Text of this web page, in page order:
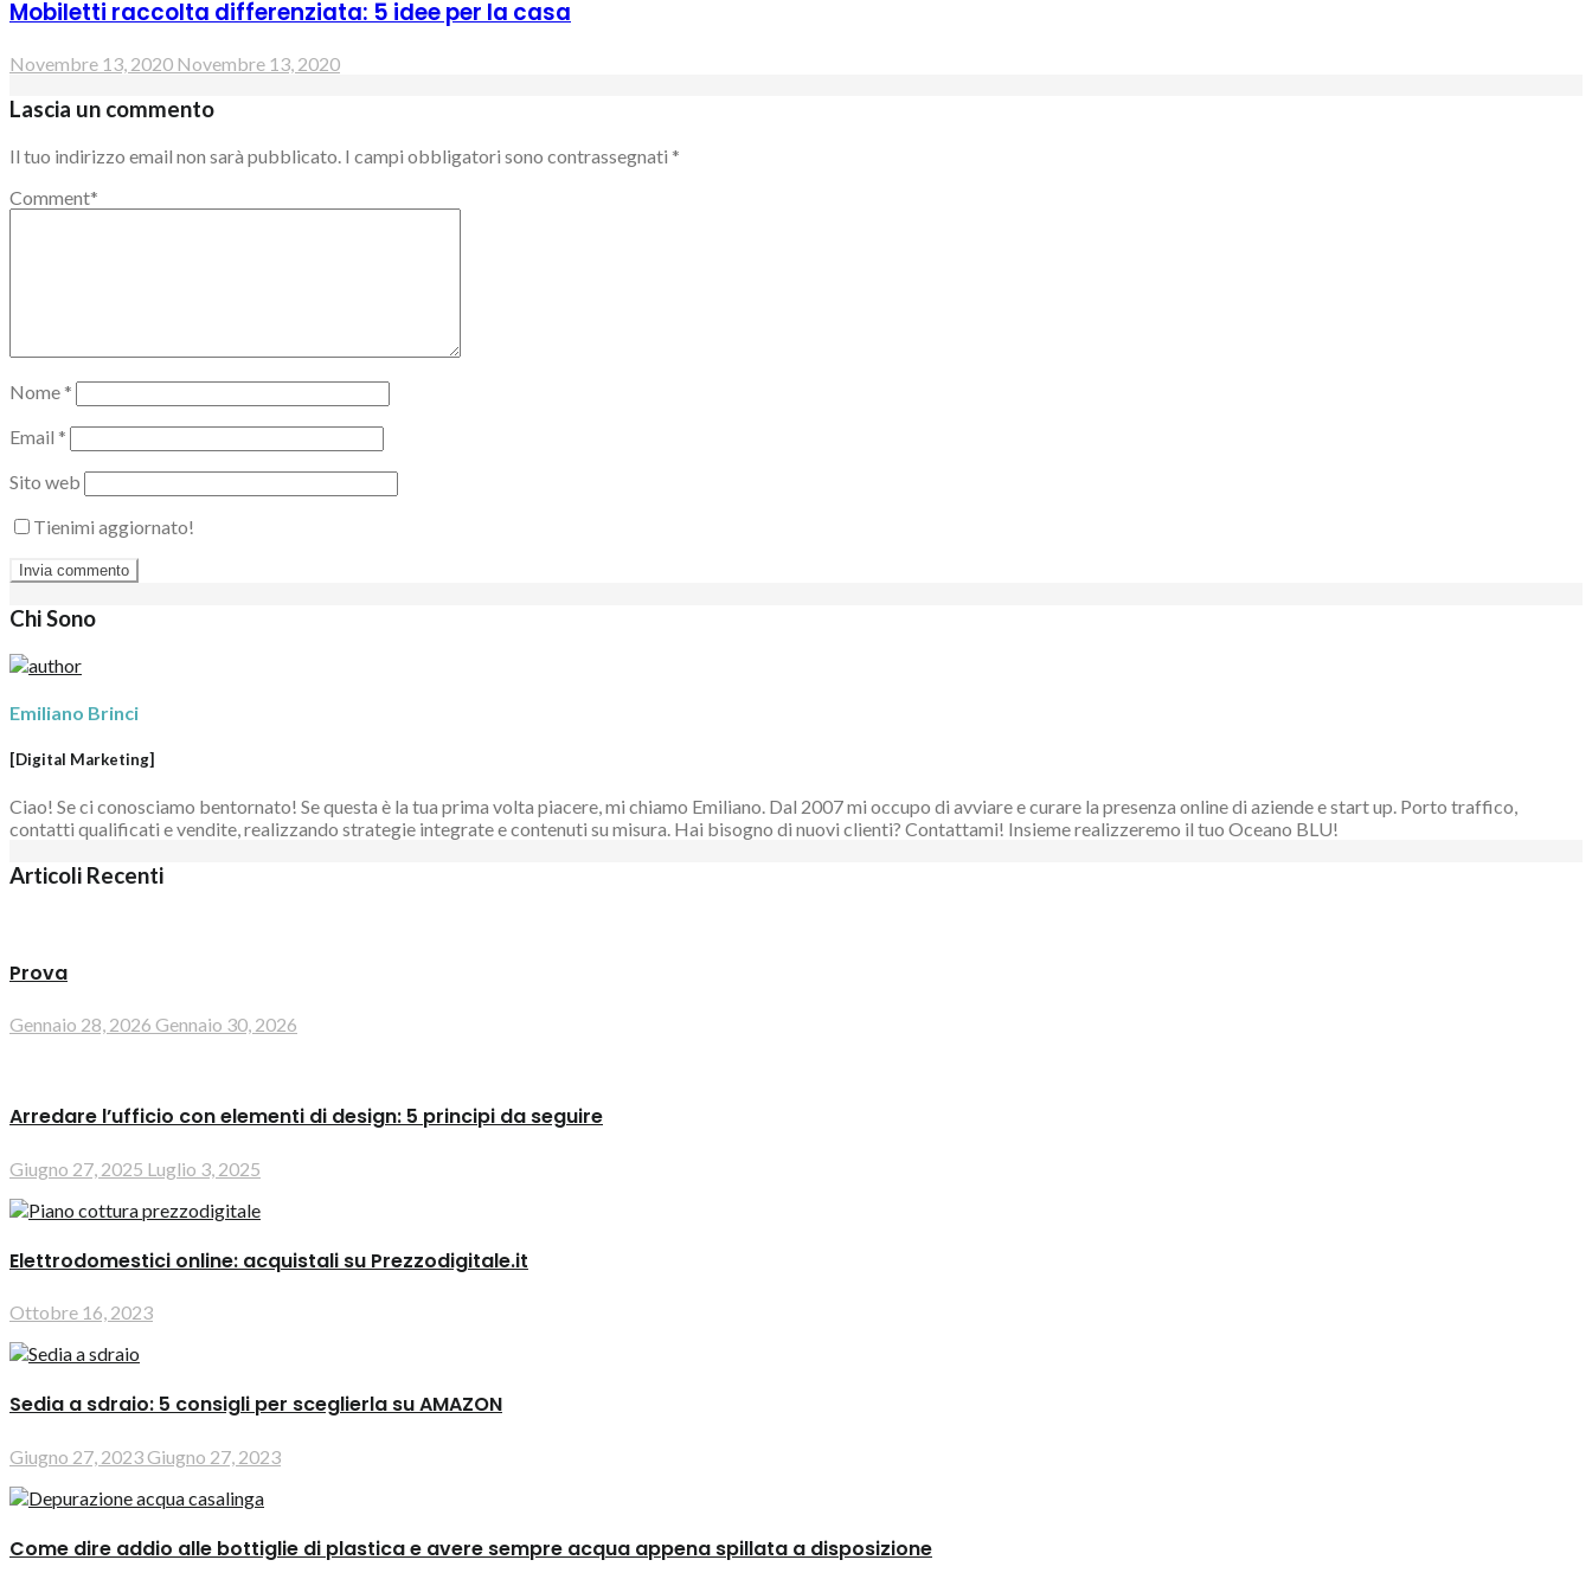
Mobiletti raccolta differenziata: 5 idee per la casa
Novembre 13, 2020 Novembre 13, 2020
Lascia un commento
Il tuo indirizzo email non sarà pubblicato. I campi obbligatori sono contrassegnati *
Comment*
Nome *
Email *
Sito web
Tienimi aggiornato!
Chi Sono
Emiliano Brinci
[Digital Marketing]
Ciao! Se ci conosciamo bentornato! Se questa è la tua prima volta piacere, mi chiamo Emiliano. Dal 2007 mi occupo di avviare e curare la presenza online di aziende e start up. Porto traffico,
contatti qualificati e vendite, realizzando strategie integrate e contenuti su misura. Hai bisogno di nuovi clienti? Contattami! Insieme realizzeremo il tuo Oceano BLU!
Articoli Recenti
Prova
Gennaio 28, 2026 Gennaio 30, 2026
Arredare l’ufficio con elementi di design: 5 principi da seguire
Giugno 27, 2025 Luglio 3, 2025
Elettrodomestici online: acquistali su Prezzodigitale.it
Ottobre 16, 2023
Sedia a sdraio: 5 consigli per sceglierla su AMAZON
Giugno 27, 2023Giugno 27, 2023
Come dire addio alle bottiglie di plastica e avere sempre acqua appena spillata a disposizione